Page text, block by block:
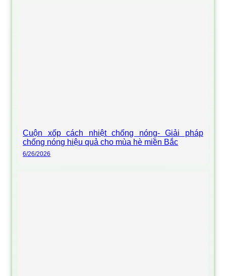
Cuộn xốp cách nhiệt chống nóng- Giải pháp
chống nóng hiệu quả cho mùa hè miền Bắc
6/26/2026